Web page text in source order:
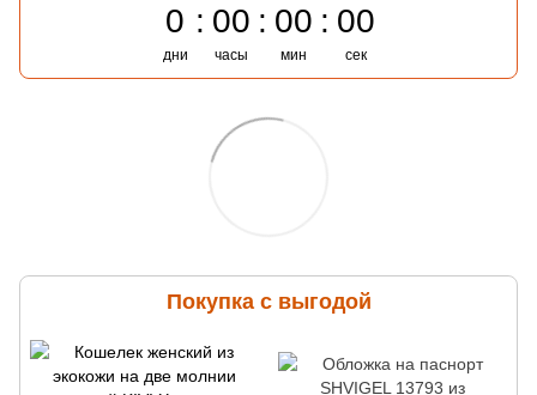
0
дни
00
часы
00
мин
00
сек
Покупка с выгодой